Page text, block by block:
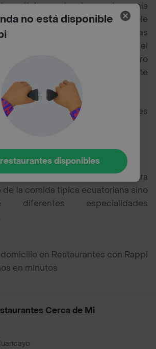
típicos de la gastronomía
el ceviche, que suele
marinado en diversas verduras
tenemos la fanesca, o el
otra comida sencilla pero
muchas personas en este
restaurantes de Ecuador puedes
a tu ubicación en Rappi:
y muchas opciones más para
la comida típica ecuatoriana sino
especialidades
en Restaurantes con Rappi
en minutos
Cerca de Mi
no está disponible
disponibles